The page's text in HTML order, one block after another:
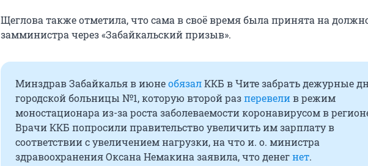
Щеглова также отметила, что сама в своё время была принята на
замминистра через «Забайкальский призыв».
Минздрав Забайкалья в июнеобязалККБ в Чите забрать дежурные
городской больницы №1, которую второй разперевелив режим
моностационара из-за роста заболеваемости коронавирусом в
Врачи ККБ попросили правительство увеличить им зарплату в
соответствии с увеличением нагрузки, на что и. о. министра
здравоохранения Оксана Немакина заявила, что денегнет.